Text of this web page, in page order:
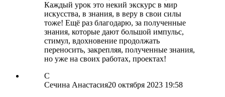
Каждый урок это некий экскурс в мир
искусства, в знания, в веру в свои силы
тоже! Ещё раз благодарю, за полученные
знания, которые дают большой импульс,
стимул, вдохновение продолжать
переносить, закрепляя, полученные знания,
но уже на своих работах, проектах!
С
Сечина Анастасия20 октября 2023 19:58